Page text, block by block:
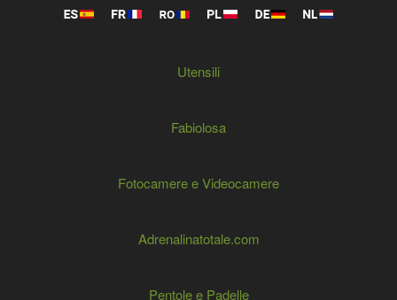
Utensili
Fabiolosa
Fotocamere e Videocamere
Adrenalinatotale.com
Pentole e Padelle